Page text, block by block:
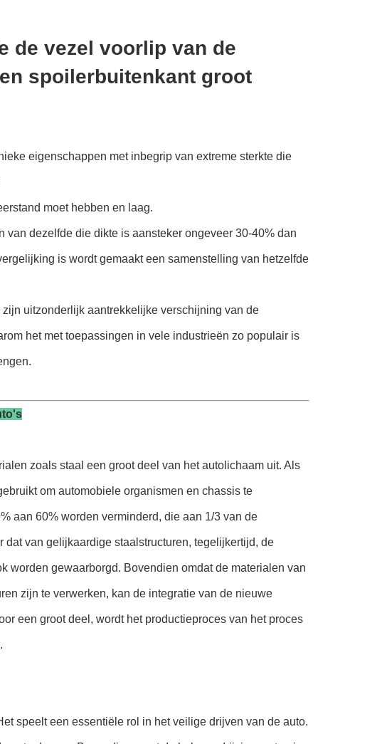
de vezel voorlip van de
spoilerbuitenkant groot
eigenschappen met inbegrip van extreme sterkte die
moet hebben en laag.
dezelfde die dikte is aansteker ongeveer 30-40% dan
is wordt gemaakt een samenstelling van hetzelfde
uitzonderlijk aantrekkelijke verschijning van de
het met toepassingen in vele industrieën zo populair is
zoals staal een groot deel van het autolichaam uit. Als
om automobiele organismen en chassis te
aan 60% worden verminderd, die aan 1/3 van de
van gelijkaardige staalstructuren, tegelijkertijd, de
worden gewaarborgd. Bovendien omdat de materialen van
zijn te verwerken, kan de integratie van de nieuwe
een groot deel, wordt het productieproces van het proces
speelt een essentiële rol in het veilige drijven van de auto.